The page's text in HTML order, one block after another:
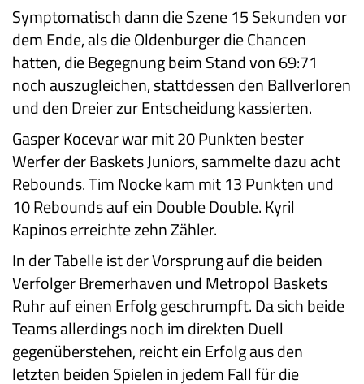
Symptomatisch dann die Szene 15 Sekunden vor
dem Ende, als die Oldenburger die Chancen
hatten, die Begegnung beim Stand von 69:71
noch auszugleichen, stattdessen den Ballverloren
und den Dreier zur Entscheidung kassierten.
Gasper Kocevar war mit 20 Punkten bester
Werfer der Baskets Juniors, sammelte dazu acht
Rebounds. Tim Nocke kam mit 13 Punkten und
10 Rebounds auf ein Double Double. Kyril
Kapinos erreichte zehn Zähler.
In der Tabelle ist der Vorsprung auf die beiden
Verfolger Bremerhaven und Metropol Baskets
Ruhr auf einen Erfolg geschrumpft. Da sich beide
Teams allerdings noch im direkten Duell
gegenüberstehen, reicht ein Erfolg aus den
letzten beiden Spielen in jedem Fall für die